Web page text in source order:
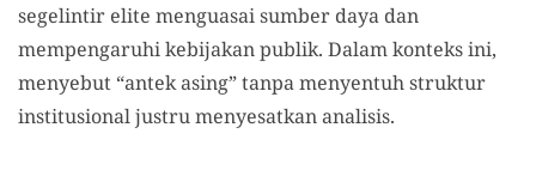
segelintir elite menguasai sumber daya dan
mempengaruhi kebijakan publik. Dalam konteks ini,
menyebut “antek asing” tanpa menyentuh struktur
institusional justru menyesatkan analisis.